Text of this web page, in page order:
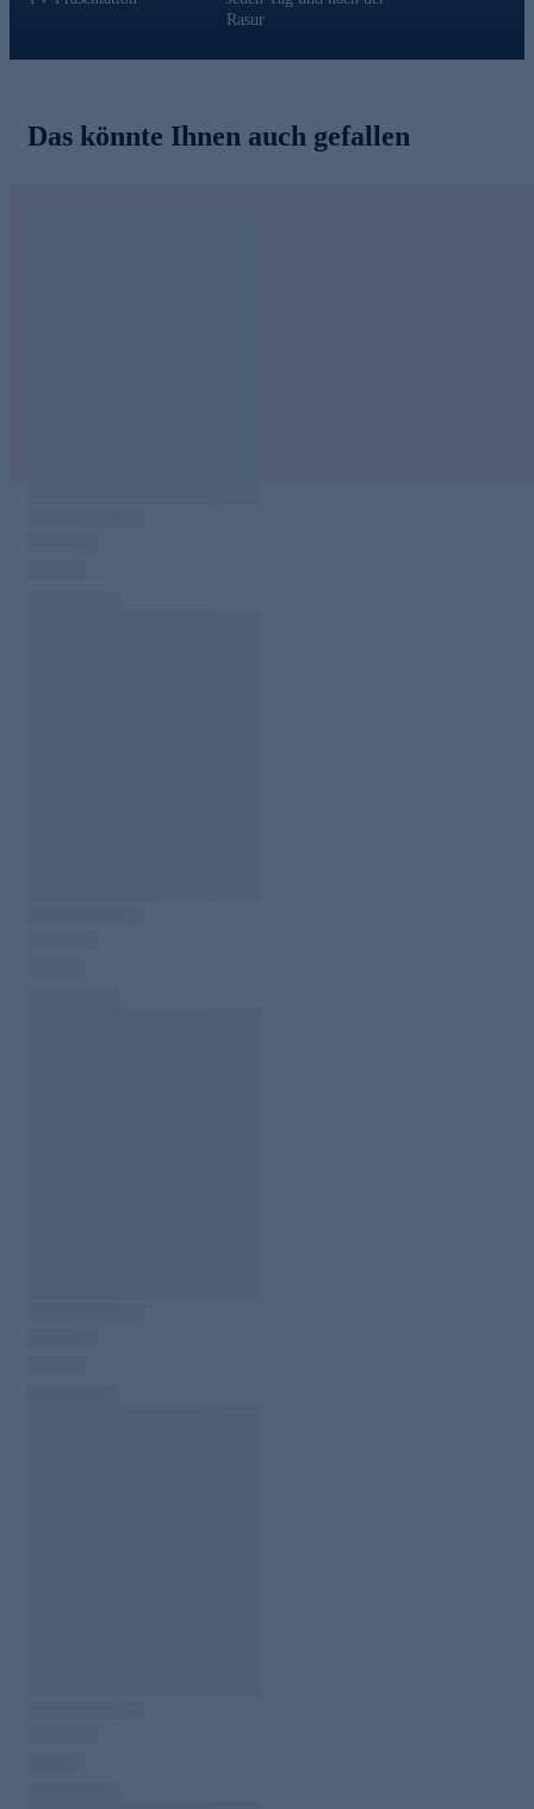
Rasur
Das könnte Ihnen auch gefallen